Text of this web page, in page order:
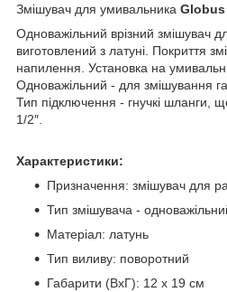
Змішувач для умивальника Globus
Одноважільний врізний змішувач
виготовлений з латуні. Покриття
напилення. Установка на
Одноважільний - для змішування
Тип підключення - гнучкі шланги,
1/2″.
Характеристики:
Призначення: змішувач для
Тип змішувача -
Матеріал: латунь
Тип виливу: поворотний
Габарити (ВхГ): 12 х 19 см